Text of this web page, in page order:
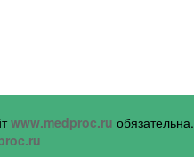
www.medproc.ru обязательна.